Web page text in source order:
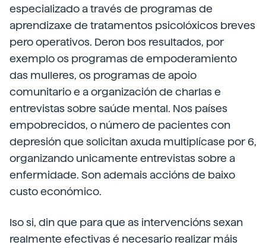
especializado a través de programas de
aprendizaxe de tratamentos psicolóxicos breves
pero operativos. Deron bos resultados, por
exemplo os programas de empoderamiento
das mulleres, os programas de apoio
comunitario e a organización de charlas e
entrevistas sobre saúde mental. Nos países
empobrecidos, o número de pacientes con
depresión que solicitan axuda multiplícase por 6,
organizando unicamente entrevistas sobre a
enfermidade. Son ademais accións de baixo
custo económico.
Iso si, din que para que as intervencións sexan
realmente efectivas é necesario realizar máis